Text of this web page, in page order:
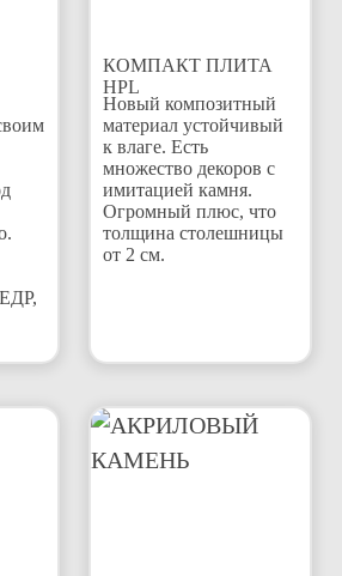
КОМПАКТ ПЛИТА
HPL
Новый композитный
материал устойчивый
к влаге. Есть
множество декоров с
имитацией камня.
Огромный плюс, что
толщина столешницы
от 2 см.